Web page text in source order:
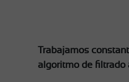
Trabajamos
algoritmo de filtrado